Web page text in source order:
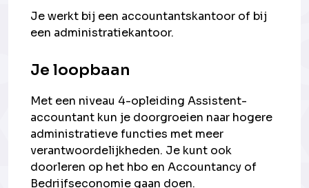
Je werkt bij een accountantskantoor of bij
een administratiekantoor.
Je loopbaan
Met een niveau 4-opleiding Assistent-
accountant kun je doorgroeien naar hogere
administratieve functies met meer
verantwoordelijkheden. Je kunt ook
doorleren op het hbo en Accountancy of
Bedrijfseconomie gaan doen.